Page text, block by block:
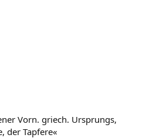
Vorn. griech. Ursprungs,
der Tapfere«